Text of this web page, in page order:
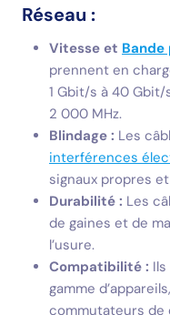
Réseau :
Vitesse et Bande
prennent en
1 Gbit/s à 40 Gbit/
2 000 MHz.
Blindage : Les
interférences
signaux propres
Durabilité : Les
de gaines et de
l’usure.
Compatibilité :
gamme
commutateurs de